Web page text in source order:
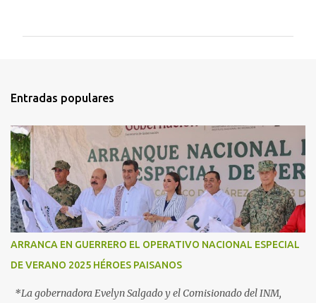
t
r
i
o
s
Entradas populares
ARRANCA EN GUERRERO EL OPERATIVO NACIONAL ESPECIAL
DE VERANO 2025 HÉROES PAISANOS
*La gobernadora Evelyn Salgado y el Comisionado del INM,